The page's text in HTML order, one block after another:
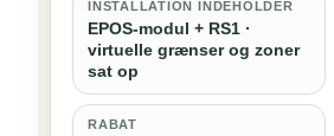
INSTALLATION INDEHOLDER
EPOS-modul + RS1 ·
virtuelle grænser og zoner
sat op
RABAT